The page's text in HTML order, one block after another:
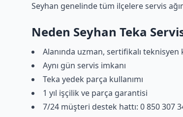
Seyhan genelinde tüm ilçelere servis
Neden Seyhan Teka
Alanında uzman, sertifikalı teknisyen
Aynı gün servis imkanı
Teka yedek parça kullanımı
1 yıl işçilik ve parça garantisi
7/24 müşteri destek hattı: 0 850 307